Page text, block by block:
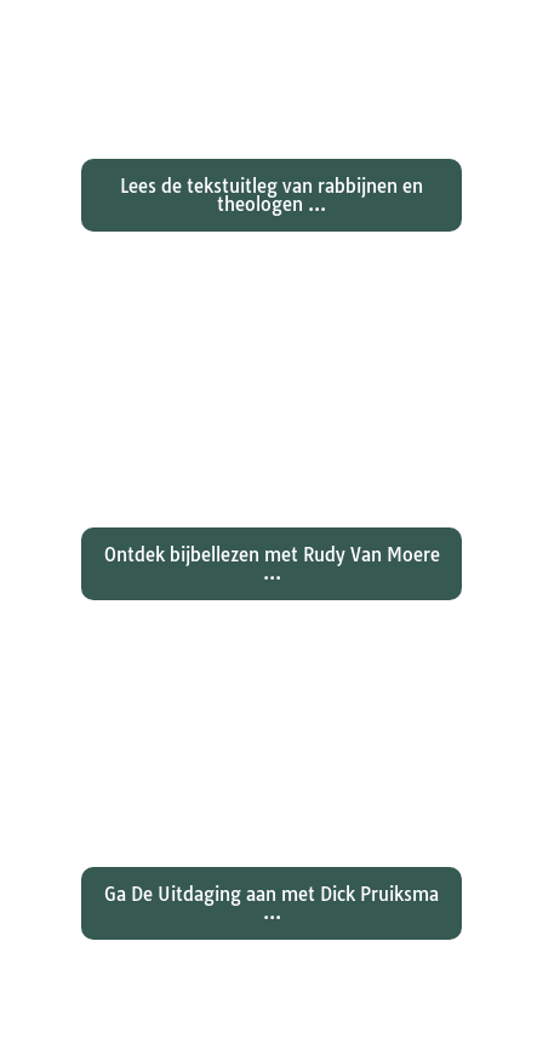
Lees de tekstuitleg van rabbijnen en
theologen ...
Ontdek bijbellezen met Rudy Van Moere
...
Ga De Uitdaging aan met Dick Pruiksma
...